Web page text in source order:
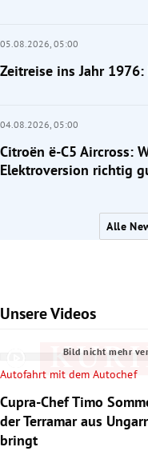
05.08.2026, 05:00
Zeitreise ins Jahr
04.08.2026, 05:00
Citroën ë-C5 Aircross:
Elektroversion richtig
Alle
Unsere Videos
Slide 1 von 7
Bild nicht mehr
Autofahrt mit dem Autochef
Cupra-Chef Timo
der Terramar aus
bringt